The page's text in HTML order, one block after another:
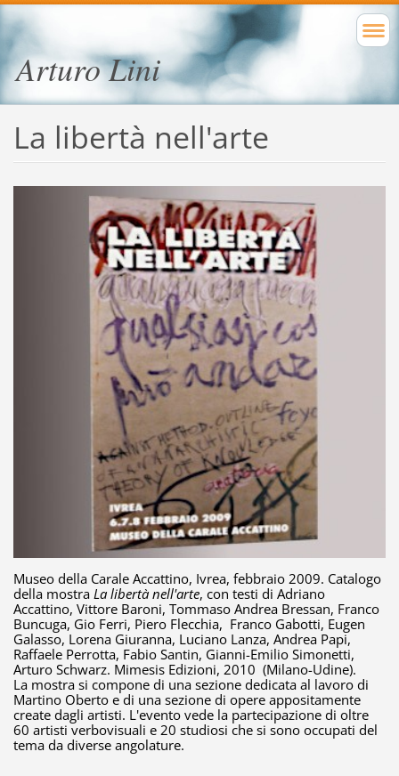
Arturo Lini
La libertà nell'arte
Museo della Carale Accattino, Ivrea, febbraio 2009. Catalogo
della mostra La libertà nell'arte, con testi di Adriano
Accattino, Vittore Baroni, Tommaso Andrea Bressan, Franco
Buncuga, Gio Ferri, Piero Flecchia, Franco Gabotti, Eugen
Galasso, Lorena Giuranna, Luciano Lanza, Andrea Papi,
Raffaele Perrotta, Fabio Santin, Gianni-Emilio Simonetti,
Arturo Schwarz. Mimesis Edizioni, 2010 (Milano-Udine).
La mostra si compone di una sezione dedicata al lavoro di
Martino Oberto e di una sezione di opere appositamente
create dagli artisti. L'evento vede la partecipazione di oltre
60 artisti verbovisuali e 20 studiosi che si sono occupati del
tema da diverse angolature.